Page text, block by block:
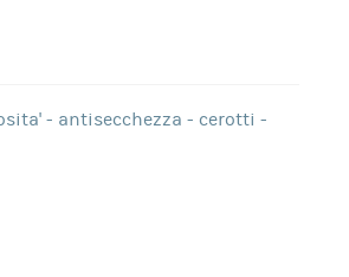
- antisecchezza - cerotti -